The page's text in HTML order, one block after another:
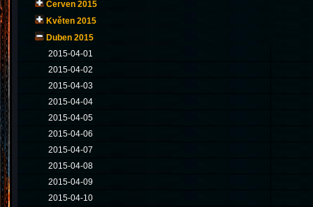
Červen 2015
Květen 2015
Duben 2015
2015-04-01
2015-04-02
2015-04-03
2015-04-04
2015-04-05
2015-04-06
2015-04-07
2015-04-08
2015-04-09
2015-04-10